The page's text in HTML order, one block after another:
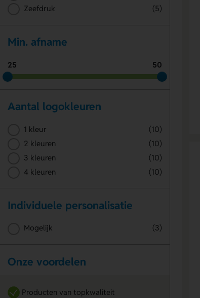
Zeefdruk
(5)
Min. afname
25 50
Aantal logokleuren
1 kleur
(10)
2 kleuren
(10)
3 kleuren
(10)
4 kleuren
(10)
Individuele personalisatie
Mogelijk (3)
Onze voordelen
Producten van topkwaliteit